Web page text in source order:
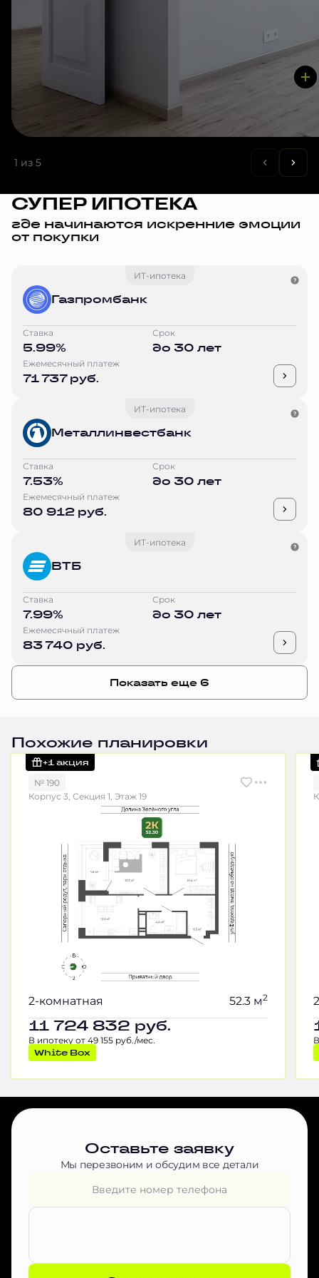
1 из 5
СУПЕР ИПОТЕКА
где начинаются искренние эмоции
от покупки
ИТ-ипотека
Газпромбанк
Ставка
5.99%
Срок
до 30 лет
Ежемесячный платеж
71 737 руб.
ИТ-ипотека
Металлинвестбанк
Ставка
7.53%
Срок
до 30 лет
Ежемесячный платеж
80 912 руб.
ИТ-ипотека
ВТБ
Ставка
7.99%
Срок
до 30 лет
Ежемесячный платеж
83 740 руб.
Показать еще 6
Похожие планировки
+1 акция
№ 190
Корпус 3, Секция 1, Этаж 19
2-комнатная 52.3 м2
11 724 832 руб.
В ипотеку от 49 155 руб./мес.
White Box
Оставьте заявку
Мы перезвоним и обсудим все детали